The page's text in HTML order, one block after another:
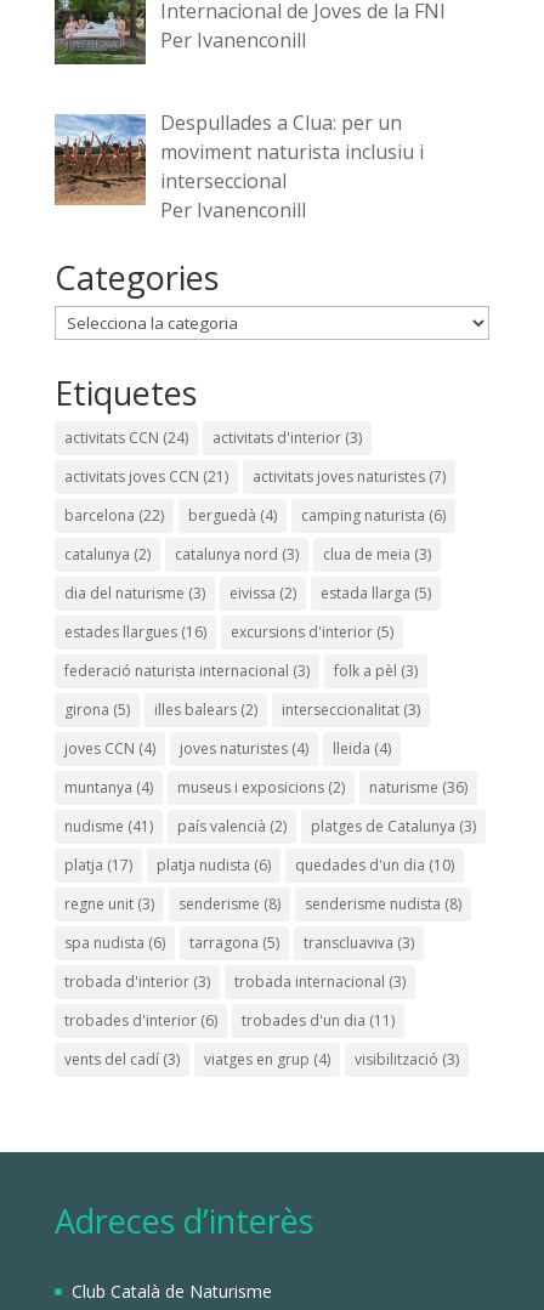
Internacional de Joves de la FNI
Per Ivanenconill
Despullades a Clua: per un
moviment naturista inclusiu i
interseccional
Per Ivanenconill
Categories
Categories
Etiquetes
activitats CCN (24) activitats d'interior(3)
activitats joves CCN (21) activitats joves naturistes(7)
barcelona (22) berguedà (4) camping naturista (6)
catalunya (2) catalunya nord (3) clua de meia (3)
dia del naturisme (3) eivissa (2) estada llarga (5)
estades llargues(16) excursions d'interior(5)
federació naturista internacional (3) folk a pèl (3)
girona (5) illes balears(2) interseccionalitat(3)
joves CCN (4) joves naturistes(4) lleida (4)
muntanya (4) museus i exposicions(2) naturisme (36)
nudisme (41) país valencià (2) platges de Catalunya (3)
platja (17) platja nudista (6) quedades d'un dia (10)
regne unit(3) senderisme (8) senderisme nudista (8)
spa nudista (6) tarragona (5) transcluaviva (3)
trobada d'interior(3) trobada internacional (3)
trobades d'interior(6) trobades d'un dia (11)
vents del cadí(3) viatges en grup (4) visibilització (3)
Adreces d’interès
Club Català de Naturisme